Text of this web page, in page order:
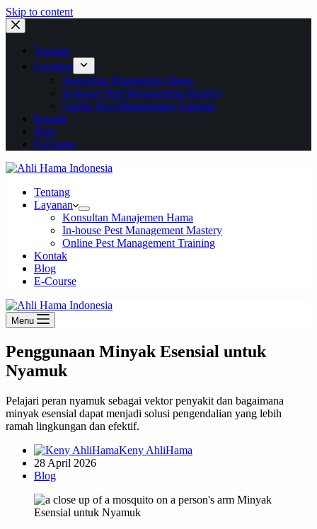
Skip to content
Tentang
Layanan
Konsultan Manajemen Hama
In-house Pest Management Mastery
Online Pest Management Training
Kontak
Blog
E-Course
Tentang
Layanan
Konsultan Manajemen Hama
In-house Pest Management Mastery
Online Pest Management Training
Kontak
Blog
E-Course
Menu
Penggunaan Minyak Esensial untuk
Nyamuk
Pelajari peran nyamuk sebagai vektor penyakit dan bagaimana
minyak esensial dapat menjadi solusi pengendalian yang lebih
ramah lingkungan dan efektif.
Keny AhliHama
28 April 2026
Blog